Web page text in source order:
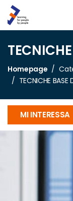
Homepage
TECNICHE BASE
MI INTERESSA